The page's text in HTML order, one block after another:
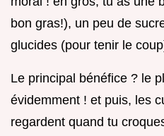
bon gras!), un peu de
glucides (pour tenir le
Le principal bénéfice ? le
évidemment ! et puis, les
regardent quand tu